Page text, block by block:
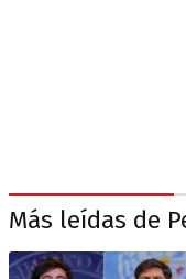
Más leídas de